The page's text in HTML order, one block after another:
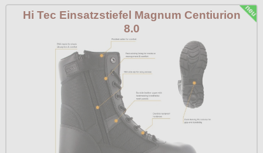
Hi Tec Einsatzstiefel Magnum Centiurion
8.0